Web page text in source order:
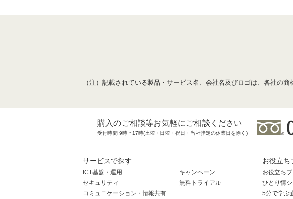
（注）記載されている製品・サービス名、会社名及びロゴは、各社の商
購入のご相談等お気軽にご相談ください
受付時間 9時 ~17時(土曜・日曜・祝日・当社指定の休業日を除く)
サービスで探す
ICT基盤・運用
セキュリティ
コミュニケーション・情報共有
キャンペーン
無料トライアル
お役立ち
お役立ち
ひとり情
5分で学ぶ